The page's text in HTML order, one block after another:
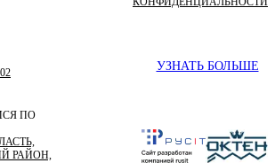
ПО
РАЙОН,
УЗНАТЬ БОЛЬШЕ